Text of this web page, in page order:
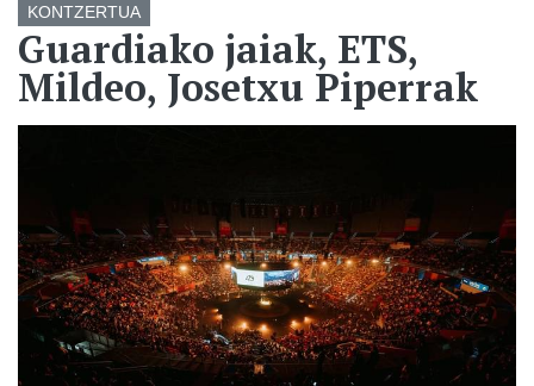
KONTZERTUA
Guardiako jaiak, ETS,
Mildeo, Josetxu Piperrak